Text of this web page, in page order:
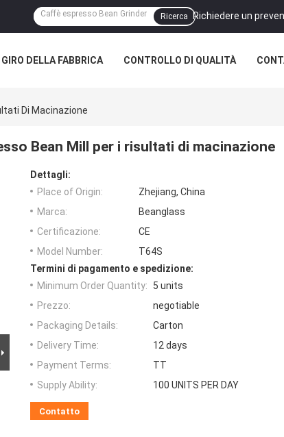
Richiedere un
Ricerca
GIRO DELLA FABBRICA CONTROLLO DI QUALITÀ
Di Macinazione
Bean Mill per i risultati di macinazione
Dettagli:
Place of Origin:
Zhejiang, China
Marca:
Beanglass
Certificazione:
CE
Model Number:
T64S
Termini di pagamento e spedizione:
Minimum Order Quantity:
5 units
Prezzo:
negotiable
Packaging Details:
Carton
Delivery Time:
12 days
Payment Terms:
TT
Supply Ability:
100 UNITS PER DAY
Contatto